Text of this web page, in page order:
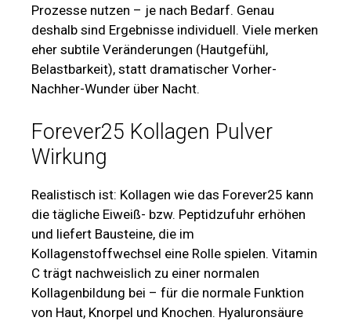
Prozesse nutzen – je nach Bedarf. Genau
deshalb sind Ergebnisse individuell. Viele merken
eher subtile Veränderungen (Hautgefühl,
Belastbarkeit), statt dramatischer Vorher-
Nachher-Wunder über Nacht.
Forever25 Kollagen Pulver
Wirkung
Realistisch ist: Kollagen wie das Forever25 kann
die tägliche Eiweiß- bzw. Peptidzufuhr erhöhen
und liefert Bausteine, die im
Kollagenstoffwechsel eine Rolle spielen. Vitamin
C trägt nachweislich zu einer normalen
Kollagenbildung bei – für die normale Funktion
von Haut, Knorpel und Knochen. Hyaluronsäure